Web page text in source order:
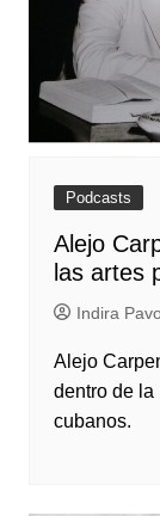
Podcasts
Alejo
las artes
Indira
Alejo
dentro de la
cubanos.